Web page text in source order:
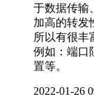
于数据传输
加高的转发
所以有很丰
例如：端口
置等。
2022-01-26